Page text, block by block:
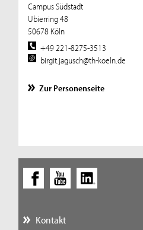
Campus Südstadt
Ubierring 48
50678 Köln
+49 221-8275-3513
birgit.jagusch@th-koeln.de
Zur Personenseite
Kontakt